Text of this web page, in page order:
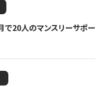
で20人のマンスリーサポー